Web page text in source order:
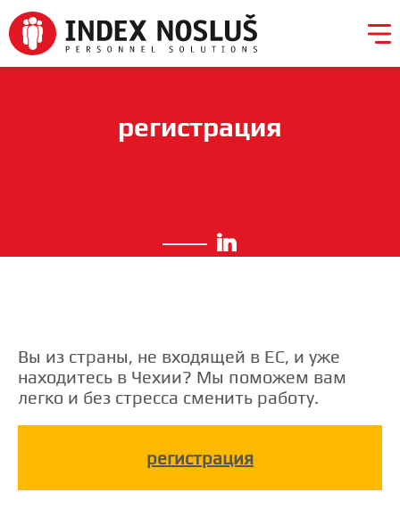
регистрация
Вы из страны, не входящей в ЕС, и уже
находитесь в Чехии? Мы поможем вам
легко и без стресса сменить работу.
регистрация